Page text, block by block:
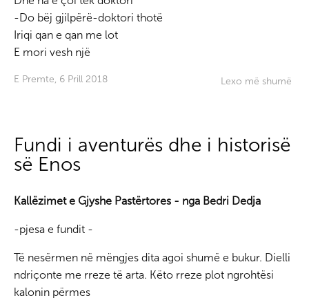
-Do bëj gjilpërë-doktori thotë
Iriqi qan e qan me lot
E mori vesh një
E Premte, 6 Prill 2018 Lexo më shumë
Fundi i aventurës dhe i historisë
së Enos
Kallëzimet e Gjyshe Pastërtores - nga Bedri Dedja
-pjesa e fundit -
Të nesërmen në mëngjes dita agoi shumë e bukur. Dielli
ndriçonte me rreze të arta. Këto rreze plot ngrohtësi
kalonin përmes